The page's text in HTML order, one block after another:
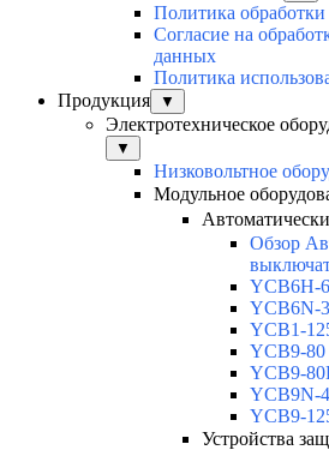
Политика
Согласие на
данных
Политика
Продукция
▼
Электротехническое
▼
Низковольтное
Модульное
Обзор
YCB6H-
YCB6N-
YCB1-
YCB9-80
YCB9-
YCB9N-
YCB9-
Устройства